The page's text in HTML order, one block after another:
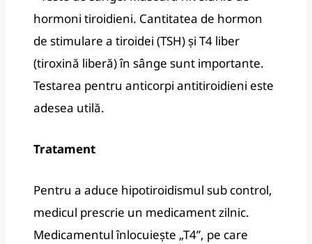
hormoni tiroidieni. Cantitatea de hormon
de stimulare a tiroidei (TSH) și T4 liber
(tiroxină liberă) în sânge sunt importante.
Testarea pentru anticorpi antitiroidieni este
adesea utilă.
Tratament
Pentru a aduce hipotiroidismul sub control,
medicul prescrie un medicament zilnic.
Medicamentul înlocuiește „T4”, pe care